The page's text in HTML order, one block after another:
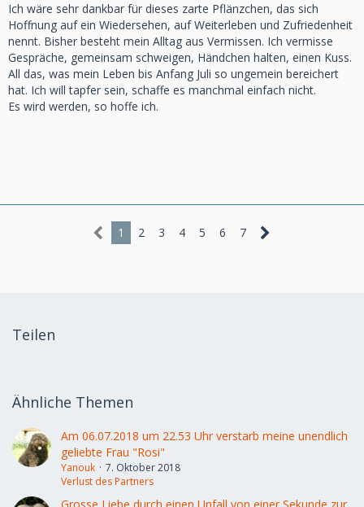
Ich wäre sehr dankbar für dieses zarte Pflänzchen, das sich
Hoffnung auf ein Wiedersehen, auf Weiterleben und Zufriedenheit
nennt. Bisher besteht mein Alltag aus Vermissen. Ich vermisse
Gespräche, gemeinsam schweigen, Händchen halten, einen Kuss.
All das, was mein Leben bis Anfang Juli so ungemein bereichert
hat. Ich will tapfer sein, schaffe es manchmal einfach nicht.
Es wird werden, so hoffe ich.
1 2 3 4 5 6 7
Teilen
Ähnliche Themen
Am 06.07.2018 um 22.53 Uhr verstarb meine unendlich
geliebte Frau "Rosi"
Yanouk
7. Oktober 2018
Verlust des Partners